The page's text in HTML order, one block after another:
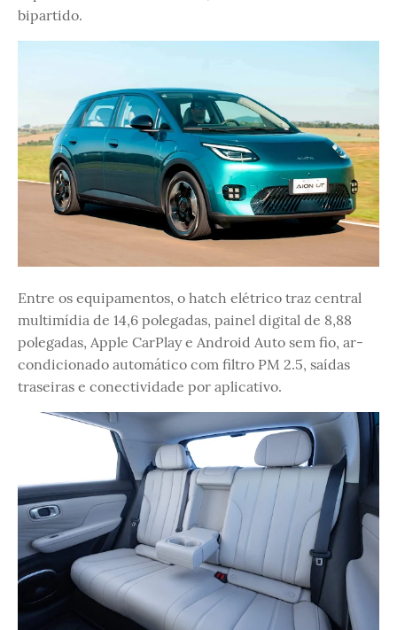
bipartido.
Entre os equipamentos, o hatch elétrico traz central
multimídia de 14,6 polegadas, painel digital de 8,88
polegadas, Apple CarPlay e Android Auto sem fio, ar-
condicionado automático com filtro PM 2.5, saídas
traseiras e conectividade por aplicativo.